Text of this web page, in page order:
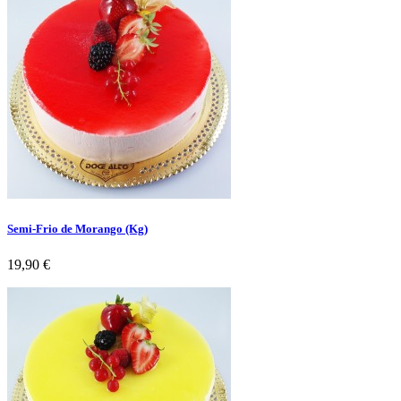
Semi-Frio de Morango (Kg)
Preço
19,90 €